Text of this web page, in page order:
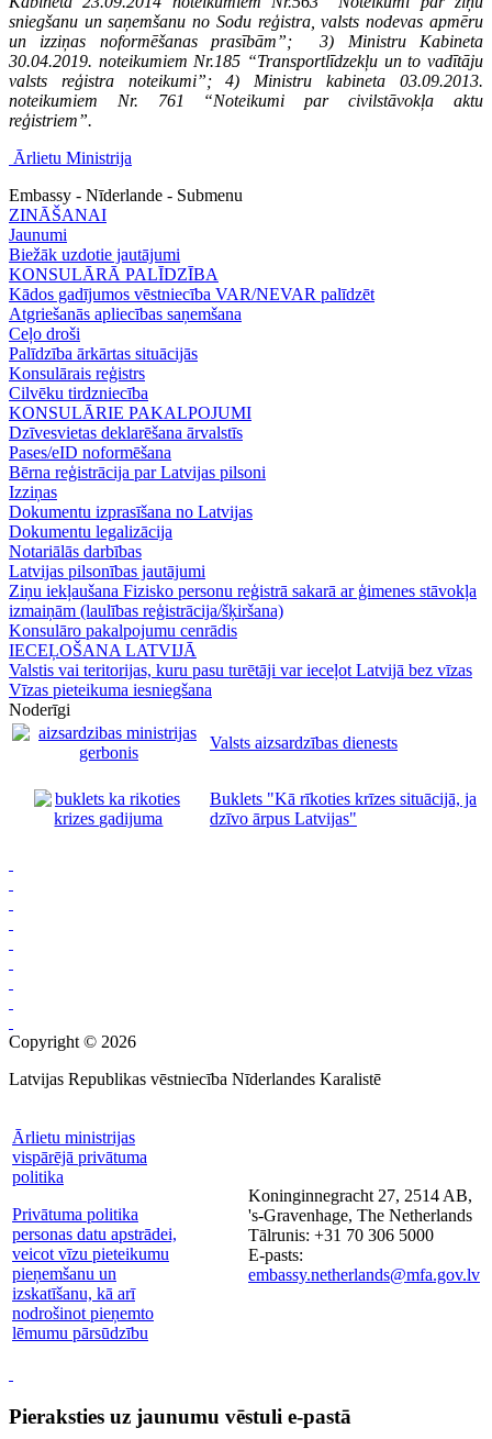
sniegšanu un saņemšanu no Sodu reģistra, valsts nodevas apmēru
un izziņas noformēšanas prasībām”; 3) Ministru Kabineta
30.04.2019. noteikumiem Nr.185 “Transportlīdzekļu un to vadītāju
valsts reģistra noteikumi”; 4) Ministru kabineta 03.09.2013.
noteikumiem Nr. 761 “Noteikumi par civilstāvokļa aktu
reģistriem”.
Ārlietu Ministrija
Embassy - Nīderlande - Submenu
ZINĀŠANAI
Jaunumi
Biežāk uzdotie jautājumi
KONSULĀRĀ PALĪDZĪBA
Kādos gadījumos vēstniecība VAR/NEVAR palīdzēt
Atgriešanās apliecības saņemšana
Ceļo droši
Palīdzība ārkārtas situācijās
Konsulārais reģistrs
Cilvēku tirdzniecība
KONSULĀRIE PAKALPOJUMI
Dzīvesvietas deklarēšana ārvalstīs
Pases/eID noformēšana
Bērna reģistrācija par Latvijas pilsoni
Izziņas
Dokumentu izprasīšana no Latvijas
Dokumentu legalizācija
Notariālās darbības
Latvijas pilsonības jautājumi
Ziņu iekļaušana Fizisko personu reģistrā sakarā ar ģimenes stāvokļa
izmaiņām (laulības reģistrācija/šķiršana)
Konsulāro pakalpojumu cenrādis
IECEĻOŠANA LATVIJĀ
Valstis vai teritorijas, kuru pasu turētāji var ieceļot Latvijā bez vīzas
Vīzas pieteikuma iesniegšana
Noderīgi
Valsts aizsardzības dienests
Buklets "Kā rīkoties krīzes situācijā, ja
dzīvo ārpus Latvijas"
Copyright © 2026
Latvijas Republikas vēstniecība Nīderlandes Karalistē
Ārlietu ministrijas
vispārējā privātuma
politika
Privātuma politika
personas datu apstrādei,
veicot vīzu pieteikumu
pieņemšanu un
izskatīšanu, kā arī
nodrošinot pieņemto
lēmumu pārsūdzību
Koninginnegracht 27, 2514 AB,
's-Gravenhage, The Netherlands
Tālrunis: +31 70 306 5000
E-pasts:
embassy.netherlands@mfa.gov.lv
Pieraksties uz jaunumu vēstuli e-pastā